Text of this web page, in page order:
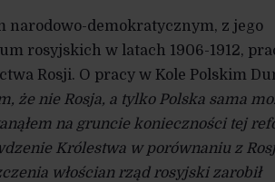
narodowo-demokratycznym, z jego
rosyjskich w latach 1906-1912,
Rosji. O pracy w Kole Polskim
że nie Rosja, a tylko Polska sama
na gruncie konieczności tej
Królestwa w porównaniu z
włościan rząd rosyjski zarobił